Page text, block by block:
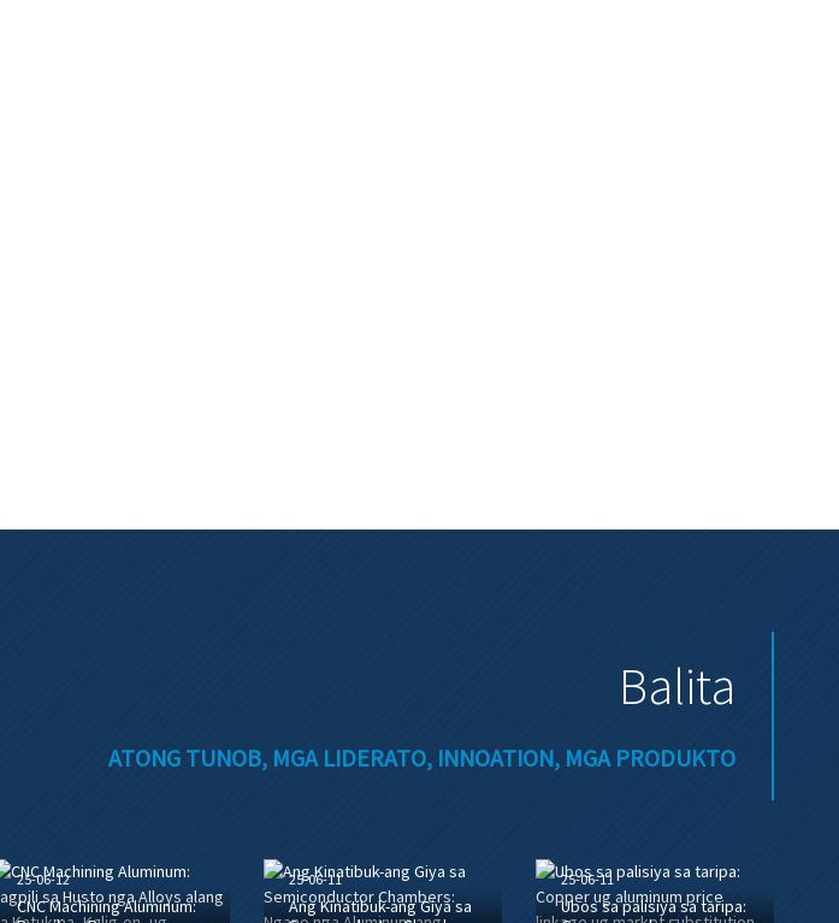
Balita
ATONG TUNOB, MGA LIDERATO, INNOATION, MGA PRODUKTO
25-06-12
CNC Machining Aluminum:
25-06-11
Ang Kinatibuk-ang Giya sa
25-06-11
Ubos sa palisiya sa taripa: